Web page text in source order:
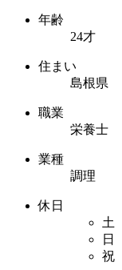
年齢
24才
住まい
島根県
職業
栄養士
業種
調理
休日
土
日
祝